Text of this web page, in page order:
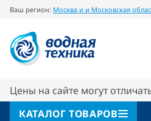
Ваш регион: Москва и и Московская
Цены на сайте могут
КАТАЛОГ ТОВАРОВ